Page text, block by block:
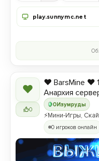
play.sunnymc.net
❤
0
0Изумруды
❤️ BarsMine ❤️
Анархия
⚡Мини-Игры,
0 игроков онлайн